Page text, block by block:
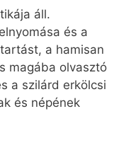
áll.
és a
a hamisan
magába olvasztó
a szilárd erkölcsi
és népének